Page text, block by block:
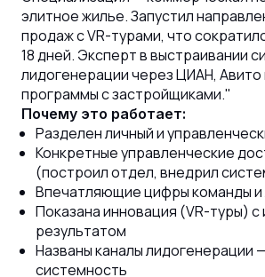
элитное жилье. Запустил
продаж с VR-турами, что
18 дней. Эксперт в выстраивании
лидогенерации через ЦИАН, Авито
программы с застройщиками."
Почему это работает:
Разделен личный и
Конкретные управленческие
(построил отдел, внедрил
Впечатляющие цифры команды и
Показана инновация (VR-туры)
результатом
Названы каналы лидогенерации
системность